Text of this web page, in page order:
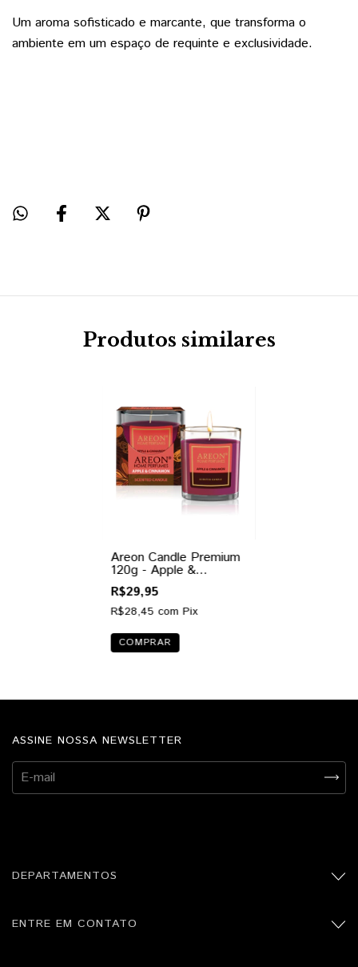
Um aroma sofisticado e marcante, que transforma o
ambiente em um espaço de requinte e exclusividade.
Produtos similares
Areon Candle Premium
120g - Apple &
Cinnamon
R$29,95
R$28,45 com Pix
ASSINE NOSSA NEWSLETTER
DEPARTAMENTOS
ENTRE EM CONTATO